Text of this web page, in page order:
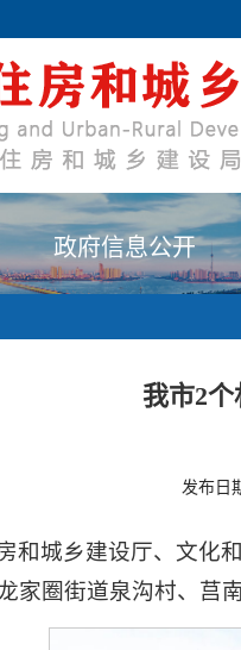
政府信息公开
我市2
发布日
和城乡建设厅、文化
家圈街道泉沟村、莒